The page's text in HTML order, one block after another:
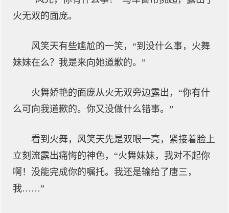
火无双的面庞。
风笑天有些尴尬的一笑，“到没什么事，火舞
妹妹在么？我是来向她道歉的。”
火舞娇艳的面庞从火无双旁边露出，“你有什
么可向我道歉的。你又没做什么错事。”
看到火舞，风笑天先是双眼一亮，紧接着脸上
立刻流露出痛悔的神色，“火舞妹妹，我对不起你
啊！没能完成你的嘱托。我还是输给了唐三，
我……”